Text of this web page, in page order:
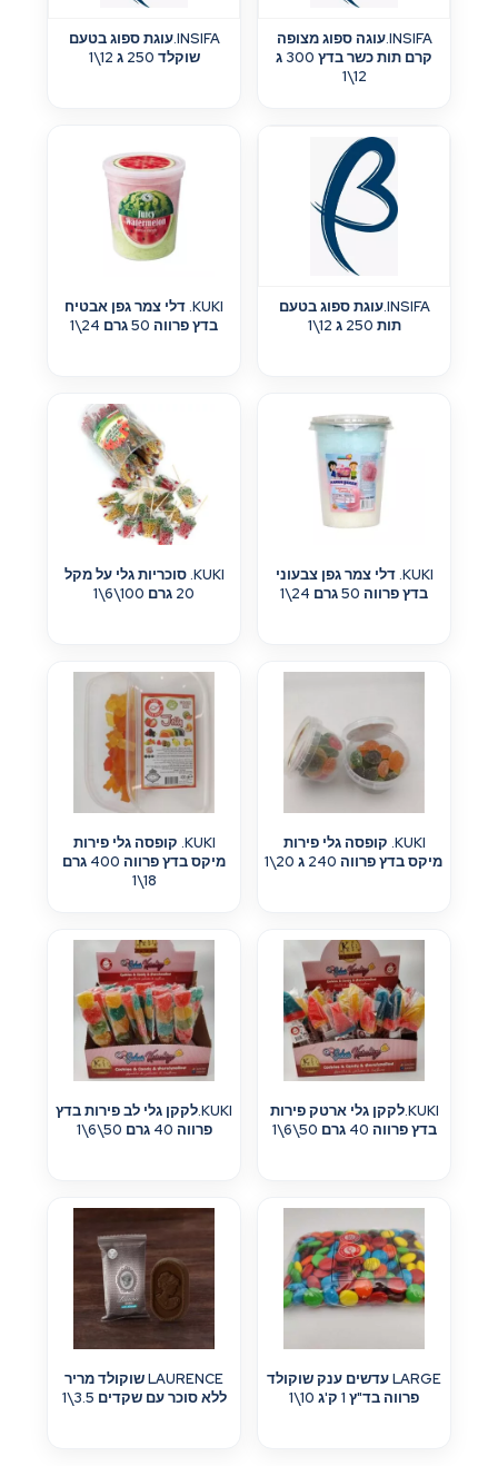
INSIFA.עוגה ספוג מצופה
קרם תות כשר בדץ 300 ג
12\1
INSIFA.עוגת ספוג בטעם
שוקלד 250 ג 12\1
INSIFA.עוגת ספוג בטעם
תות 250 ג 12\1
KUKI. דלי צמר גפן אבטיח
בדץ פרווה 50 גרם 24\1
KUKI. דלי צמר גפן צבעוני
בדץ פרווה 50 גרם 24\1
KUKI. סוכריות גלי על מקל
20 גרם 100\6\1
KUKI. קופסה גלי פירות
מיקס בדץ פרווה 240 ג 20\1
KUKI. קופסה גלי פירות
מיקס בדץ פרווה 400 גרם
18\1
KUKI.לקקן גלי ארטק פירות
בדץ פרווה 40 גרם 50\6\1
KUKI.לקקן גלי לב פירות בדץ
פרווה 40 גרם 50\6\1
LARGE עדשים ענק שוקולד
פרווה בד"ץ 1 ק'ג 10\1
LAURENCE שוקולד מריר
ללא סוכר עם שקדים 3.5\1